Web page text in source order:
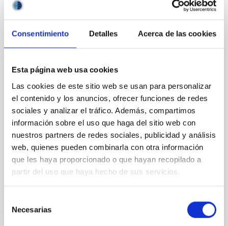
Consentimiento Detalles Acerca de las cookies
Esta página web usa cookies
Las cookies de este sitio web se usan para personalizar
el contenido y los anuncios, ofrecer funciones de redes
sociales y analizar el tráfico. Además, compartimos
información sobre el uso que haga del sitio web con
nuestros partners de redes sociales, publicidad y análisis
web, quienes pueden combinarla con otra información
que les haya proporcionado o que hayan recopilado a
partir del uso que haya hecho de sus servicios.
Necesarias
MANTENIMIENTO GENERAL
OBSERVATORIOS (ORM-LA PALMA) - FIJO
LABORAL -PS-2026-031
Se convoca proceso selectivo para el ingreso, como
personal laboral fijo, de un puesto de trabajo con la
categoría profesional de Técnico/a Mantenimiento
General, acogido a Convenio y que tendrá